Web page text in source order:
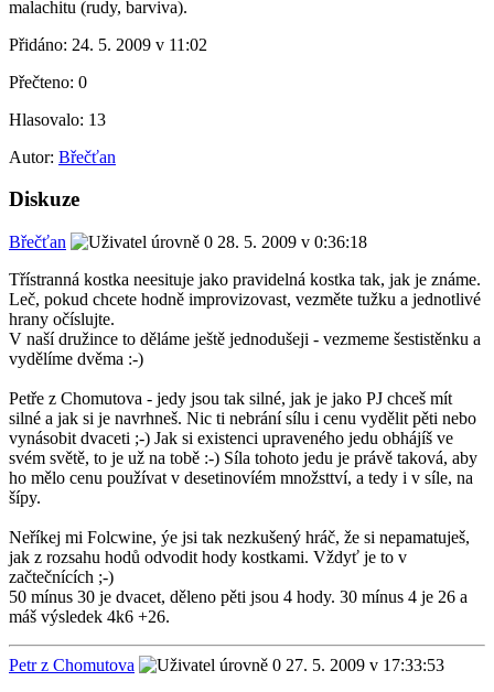
malachitu (rudy, barviva).
Přidáno: 24. 5. 2009 v 11:02
Přečteno: 0
Hlasovalo: 13
Autor: Břečťan
Diskuze
Břečťan
28. 5. 2009 v 0:36:18
Třístranná kostka neesituje jako pravidelná kostka tak, jak je známe.
Leč, pokud chcete hodně improvizovast, vezměte tužku a jednotlivé
hrany očíslujte.
V naší družince to děláme ještě jednodušeji - vezmeme šestistěnku a
vydělíme dvěma :-)
Petře z Chomutova - jedy jsou tak silné, jak je jako PJ chceš mít
silné a jak si je navrhneš. Nic ti nebrání sílu i cenu vydělit pěti nebo
vynásobit dvaceti ;-) Jak si existenci upraveného jedu obhájíš ve
svém světě, to je už na tobě :-) Síla tohoto jedu je právě taková, aby
ho mělo cenu používat v desetinovíém množsttví, a tedy i v síle, na
šípy.
Neříkej mi Folcwine, ýe jsi tak nezkušený hráč, že si nepamatuješ,
jak z rozsahu hodů odvodit hody kostkami. Vždyť je to v
začtečnících ;-)
50 mínus 30 je dvacet, děleno pěti jsou 4 hody. 30 mínus 4 je 26 a
máš výsledek 4k6 +26.
Petr z Chomutova
27. 5. 2009 v 17:33:53